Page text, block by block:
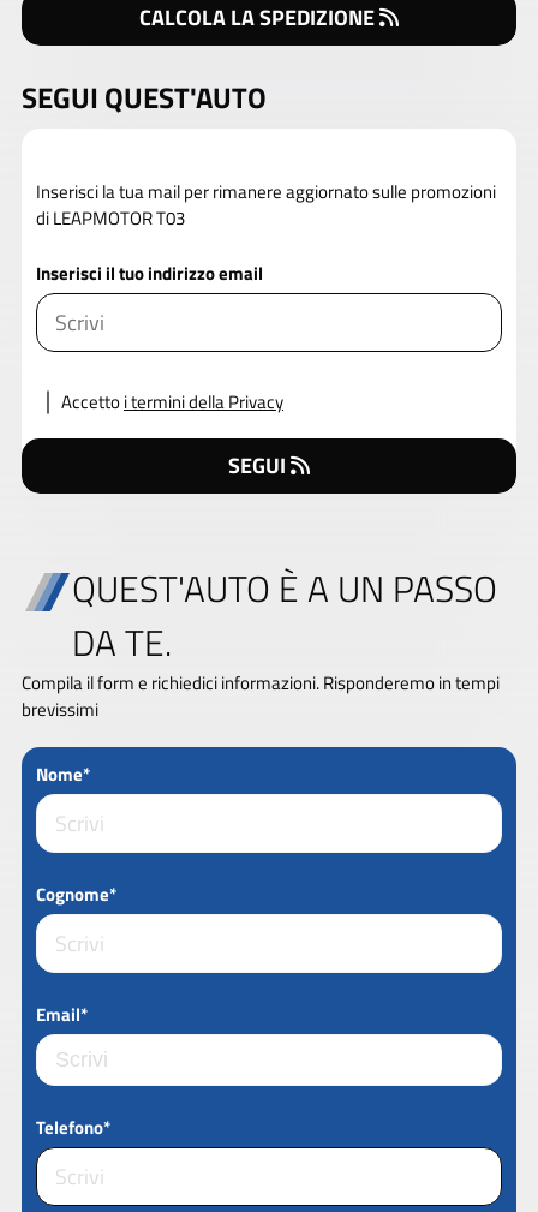
CALCOLA LA SPEDIZIONE
SEGUI QUEST'AUTO
Inserisci la tua mail per rimanere aggiornato sulle promozioni
di LEAPMOTOR T03
Inserisci il tuo indirizzo email
Accettoi termini della Privacy
SEGUI
QUEST'AUTO È A UN PASSO
DA TE.
Compila il form e richiedici informazioni. Risponderemo in tempi
brevissimi
Nome*
Cognome*
Email*
Telefono*